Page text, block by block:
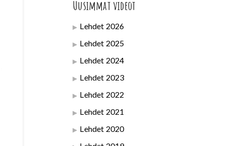
Uusimmat videot
Lehdet 2026
Lehdet 2025
Lehdet 2024
Lehdet 2023
Lehdet 2022
Lehdet 2021
Lehdet 2020